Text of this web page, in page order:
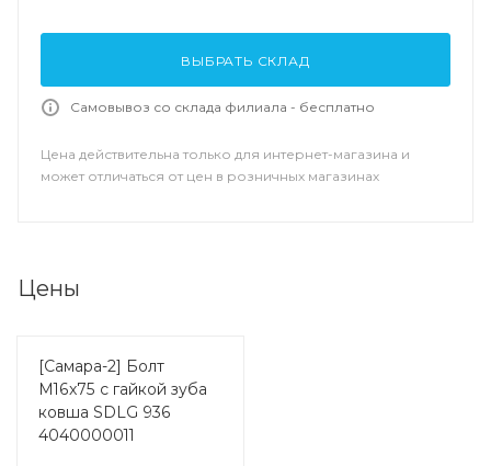
ВЫБРАТЬ СКЛАД
Самовывоз со склада филиала - бесплатно
Цена действительна только для интернет-магазина и
может отличаться от цен в розничных магазинах
Цены
[Самара-2] Болт
M16x75 с гайкой зуба
ковша SDLG 936
4040000011